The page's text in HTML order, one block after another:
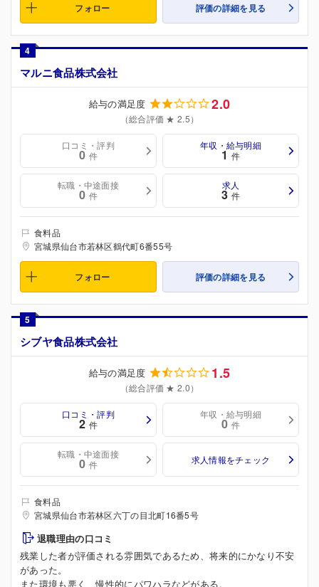
フォロー 評価の詳細を見る
4
マルニ食品株式会社
給与の満足度 2.0
（総合評価 ★ 2.5）
口コミ・評判
0 件
年収・給与明細
1 件
転職・中途面接
0 件
求人
3 件
食料品
宮城県仙台市若林区鶴代町6番55号
フォロー 評価の詳細を見る
5
シブヤ食品株式会社
給与の満足度 1.5
（総合評価 ★ 2.0）
口コミ・評判
2 件
年収・給与明細
0 件
転職・中途面接
0 件 求人情報をチェック
食料品
宮城県仙台市若林区六丁の目北町16番5号
退職理由の口コミ
残業した者が評価される雰囲気であるため、将来的にかなり不安
があった。
また環境も悪く、慢性的にパワハラなどがある。